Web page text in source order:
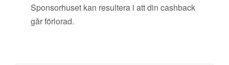
Sponsorhuset kan resultera i att din cashback
går förlorad.